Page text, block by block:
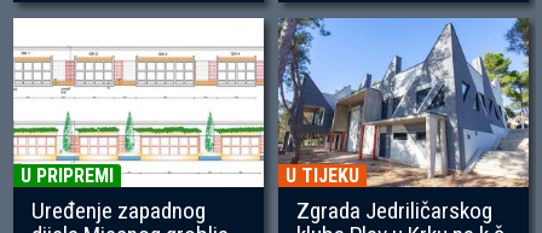
U PRIPREMI
Uređenje zapadnog
U TIJEKU
Zgrada Jedriličarskog